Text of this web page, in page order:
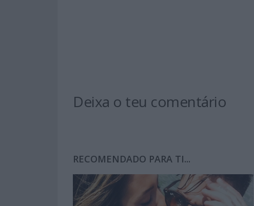
Deixa o teu comentário
RECOMENDADO PARA TI...